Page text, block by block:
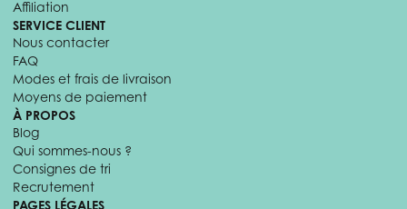
Affiliation
SERVICE CLIENT
Nous contacter
FAQ
Modes et frais de livraison
Moyens de paiement
À PROPOS
Blog
Qui sommes-nous ?
Consignes de tri
Recrutement
PAGES LÉGALES